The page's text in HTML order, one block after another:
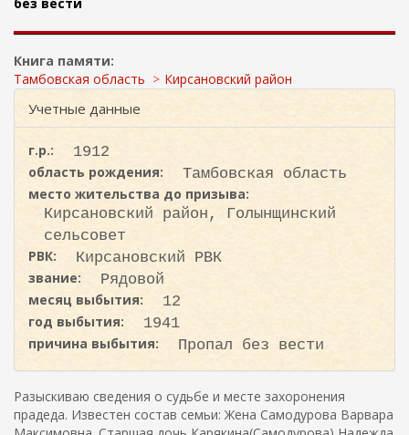
и
с
к
а
Книга памяти:
Тамбовская область
Кирсановский район
Учетные данные
г.р.:
1912
область рождения:
Тамбовская область
место жительства до призыва:
Кирсановский район, Голынщинский
сельсовет
РВК:
Кирсановский РВК
звание:
Рядовой
месяц выбытия:
12
год выбытия:
1941
причина выбытия:
Пропал без вести
Разыскиваю сведения о судьбе и месте захоронения
прадеда. Известен состав семьи: Жена Самодурова Варвара